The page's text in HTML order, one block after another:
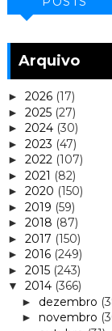
Arquivo
► 2026 (17)
► 2025 (27)
► 2024 (30)
► 2023 (47)
► 2022 (107)
► 2021 (82)
► 2020 (150)
► 2019 (59)
► 2018 (87)
► 2017 (150)
► 2016 (249)
► 2015 (243)
▼ 2014 (366)
► dezembro
► novembro